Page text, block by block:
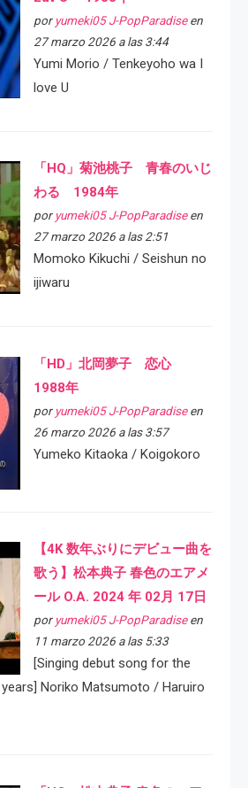
por yumeki05 J-PopParadiseen
27 marzo 2026 a las 3:44
Yumi Morio / Tenkeyoho wa I
love U
「HQ」菊池桃子 青春のいじ
わる 1984年
por yumeki05 J-PopParadiseen
27 marzo 2026 a las 2:51
Momoko Kikuchi / Seishun no
ijiwaru
「HD」北岡夢子 恋心
1988年
por yumeki05 J-PopParadiseen
26 marzo 2026 a las 3:57
Yumeko Kitaoka / Koigokoro
【4K 数年ぶりにデビュー曲を
歌う】松本典子 春色のエアメ
ール O.A. 2024 年 02月 17日
por yumeki05 J-PopParadiseen
11 marzo 2026 a las 5:33
[Singing debut song for the
Noriko Matsumoto / Haruiro